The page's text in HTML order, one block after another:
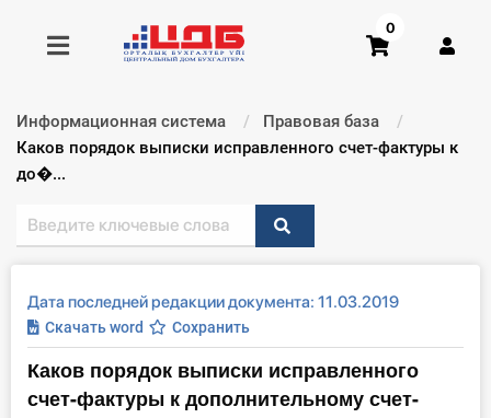
Получить консультацию
Главная ИС
Формы
Консультации
0
Информационная система
Правовая база
Текущий:
Каков порядок выписки исправленного счет-фактуры к
до�...
Дата последней редакции документа: 11.03.2019
Скачать word Сохранить
Каков порядок выписки исправленного
счет-фактуры к дополнительному счет-